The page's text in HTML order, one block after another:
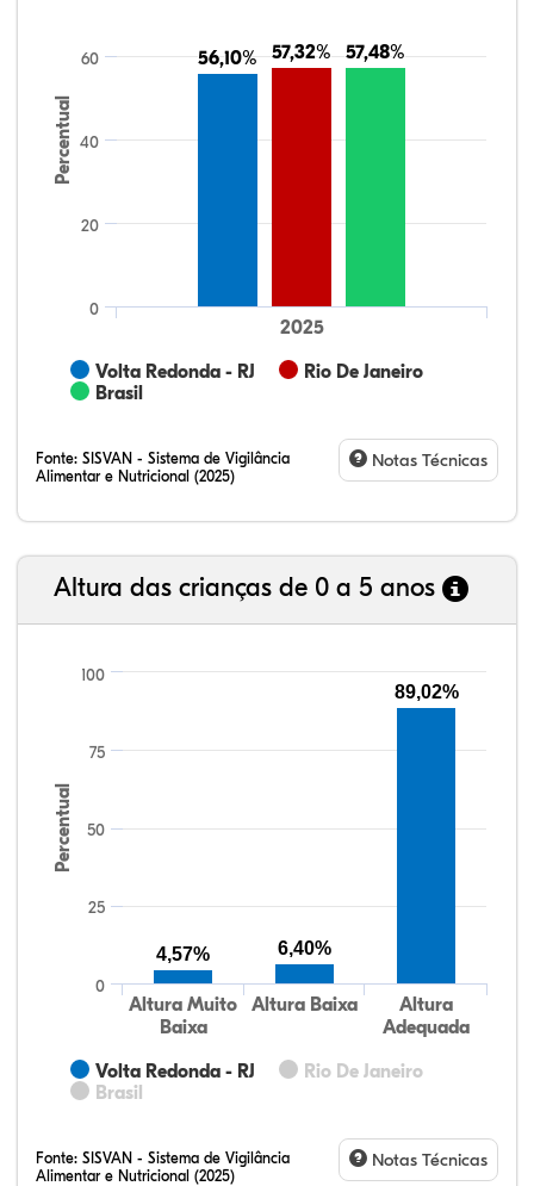
Percentual
56,10%
56,10% 57,32%
57,32% 57,48%
57,48%
Volta Redonda - RJ
Rio De Janeiro
Brasil
2025
0
20
40
60
Fonte: SISVAN - Sistema de Vigilância
Alimentar e Nutricional (2025)
Notas Técnicas
Altura das crianças de 0 a 5 anos
Percentual
Volta Redonda - RJ
Rio De Janeiro
Brasil
Altura Muito
Baixa
Altura Baixa
Altura
Adequada
0
25
50
75
100
4,57% 6,40%
89,02%
Fonte: SISVAN - Sistema de Vigilância
Alimentar e Nutricional (2025)
Notas Técnicas